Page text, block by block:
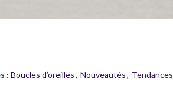
: Boucles d’oreilles, Nouveautés, Tendances